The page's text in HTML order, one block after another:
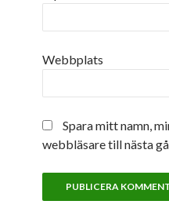
Webbplats
Spara mitt namn,
webbläsare till nästa